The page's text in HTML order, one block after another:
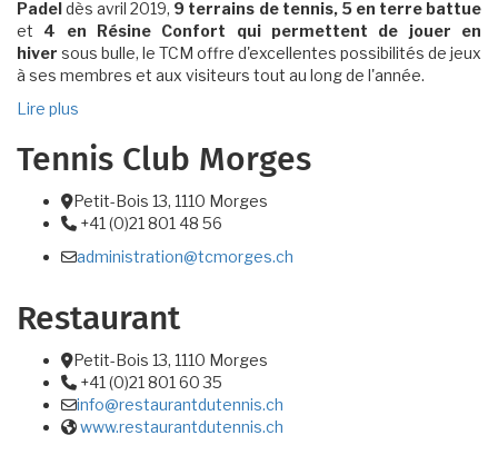
Padeldès avril 2019, 9 terrains de tennis, 5 en terre battue
et 4 en Résine Confort qui permettent de jouer en
hiver sous bulle, le TCM offre d'excellentes possibilités de jeux
à ses membres et aux visiteurs tout au long de l'année.
Lire plus
Tennis Club Morges
Adresse
Petit-Bois 13, 1110 Morges
Téléphone:
+41 (0)21 801 48 56
Email :
administration@tcmorges.ch
Restaurant
Adresse
Petit-Bois 13, 1110 Morges
Téléphone:
+41 (0)21 801 60 35
Email :
info@restaurantdutennis.ch
Site web:
www.restaurantdutennis.ch